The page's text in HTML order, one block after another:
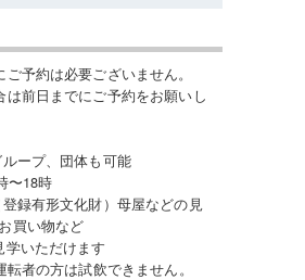
予約は必要ございません。
は前日までにご予約をお願いし
ープ、団体も可能
〜18時
録有形文化財）母屋などの見
買い物など
いただけます
者の方は試飲できません。